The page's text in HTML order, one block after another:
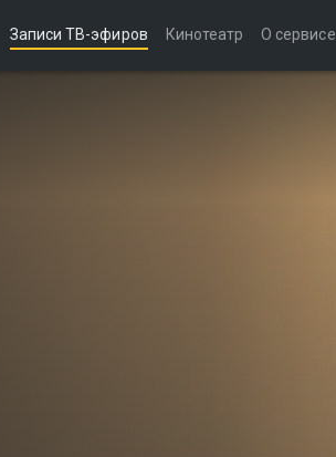
Записи ТВ-эфиров Кинотеатр О сервисе